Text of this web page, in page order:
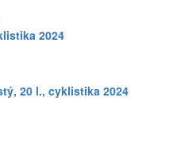
2024
20 l., cyklistika 2024